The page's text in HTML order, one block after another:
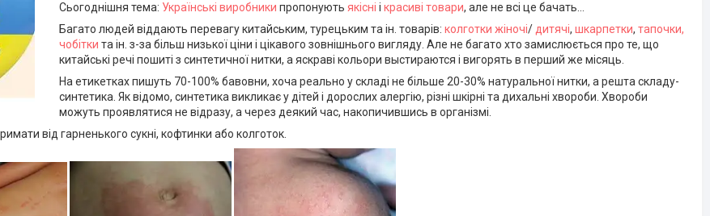
Сьогоднішня тема: Українські виробники пропонують якісні і красиві товари, але не всі це бачать...
Багато людей віддають перевагу китайським, турецьким та ін. товарів: колготки жіночі/ дитячі, шкарпетки, тапочки,
чобітки та ін. з-за більш низької ціни і цікавого зовнішнього вигляду. Але не багато хто замислюється про те, що
китайські речі пошиті з синтетичної нитки, а яскраві кольори выстираются і вигорять в перший же місяць.
На етикетках пишуть 70-100% бавовни, хоча реально у складі не більше 20-30% натуральної нитки, а решта складу-
синтетика. Як відомо, синтетика викликає у дітей і дорослих алергію, різні шкірні та дихальні хвороби. Хвороби
можуть проявлятися не відразу, а через деякий час, накопичившись в організмі.
від гарненького сукні, кофтинки або колготок.